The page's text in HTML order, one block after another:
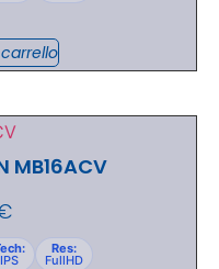
MB16ACV
IPS
Res:
FullHD